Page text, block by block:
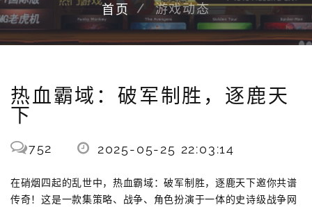
首页 游戏动态
热血霸域：破军制胜，逐鹿天
下
752 2025-05-25 22:03:14
在硝烟四起的乱世中，热血霸域：破军制胜，逐鹿天下邀你共谱
传奇！这是一款集策略、战争、角色扮演于一体的史诗级战争网